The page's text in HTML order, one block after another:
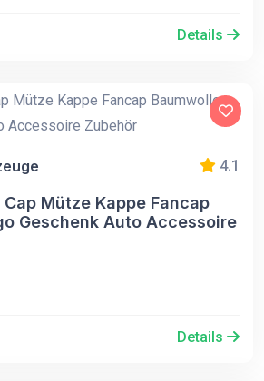
Details
4.1
Cap Mütze Kappe Fancap
Geschenk Auto Accessoire
Details